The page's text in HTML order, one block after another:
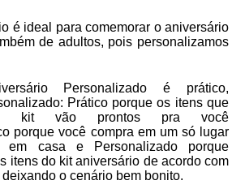
é ideal para comemorar o aniversário
de adultos, pois personalizamos
Personalizado é prático,
Práticoporque os itens que
kit vão prontos pra você
porque você compra em um só lugar
em casa e
Personalizadoporque
itens do kit aniversário de acordo com
o cenário bem bonito.